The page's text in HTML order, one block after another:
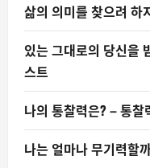
인
가
삶의 의미를 찾으려 하
있는 그대로의 당신을
스트
나의 통찰력은? – 통찰
나는 얼마나 무기력할